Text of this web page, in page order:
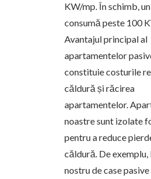
KW/mp. În schimb,
consumă peste 100
Avantajul principal al
apartamentelor
constituie costurile
căldură și răcirea
apartamentelor.
noastre sunt izolate
pentru a reduce
căldură. De
nostru de case